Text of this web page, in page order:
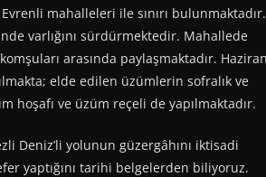
mahalleleri ile sınırı bulunmaktadır.
varlığını sürdürmektedir. Mahallede
arasında paylaşmaktadır. Haziran
elde edilen üzümlerin sofralık ve
hoşafı ve üzüm reçeli de yapılmaktadır.
Deniz’li yolunun güzergâhını iktisadi
yaptığını tarihi belgelerden biliyoruz.